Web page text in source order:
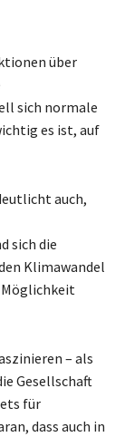
über
sich normale
es ist, auf
auch,
sich die
Klimawandel
– als
Gesellschaft
für
dass auch in